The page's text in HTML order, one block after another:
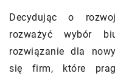
Decydując o
rozważyć wybór
rozwiązanie dla
się firm, które